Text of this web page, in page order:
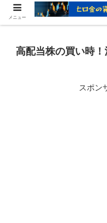
ヒロ金の資産形成レ
高配当株の買い時
スポン
メニュー